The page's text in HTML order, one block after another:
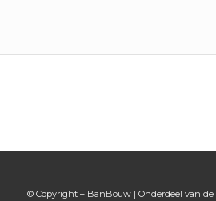
© Copyright – BanBouw | Onderdeel van de